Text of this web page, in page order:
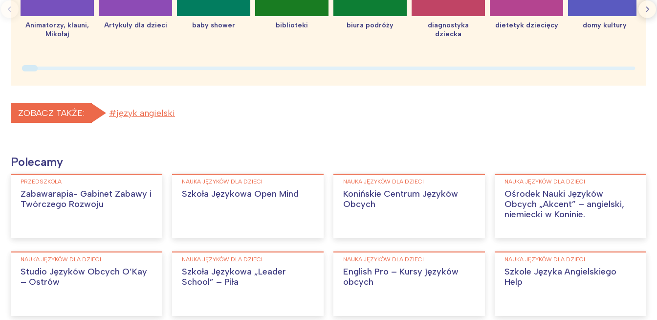
Animatorzy, klauni,
Mikołaj
Artykuły dla dzieci baby shower biblioteki biura podróży
diagnostyka
dziecka
dietetyk dziecięcy
domy kultury
ZOBACZ TAKŻE: język angielski
Polecamy
PRZEDSZKOLA
Zabawarapia- Gabinet Zabawy i
Twórczego Rozwoju
NAUKA JĘZYKÓW DLA DZIECI
Szkoła Językowa Open Mind
NAUKA JĘZYKÓW DLA DZIECI
Konińskie Centrum Języków
Obcych
NAUKA JĘZYKÓW DLA DZIECI
Ośrodek Nauki Języków
Obcych „Akcent” – angielski,
niemiecki w Koninie.
NAUKA JĘZYKÓW DLA DZIECI
Studio Języków Obcych O’Kay
– Ostrów
NAUKA JĘZYKÓW DLA DZIECI
Szkoła Językowa „Leader
School” – Piła
NAUKA JĘZYKÓW DLA DZIECI
English Pro – Kursy języków
obcych
NAUKA JĘZYKÓW DLA DZIECI
Szkole Języka Angielskiego
Help
Warszawa
Łódź
Śląsk
Kraków